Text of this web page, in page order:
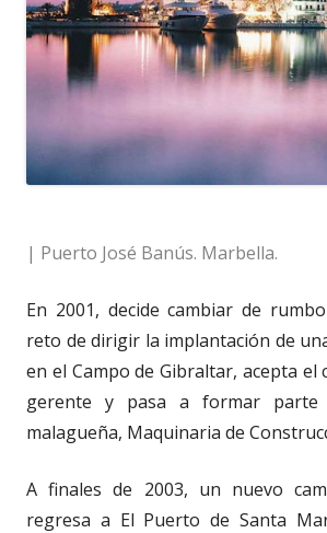
| Puerto José Banús. Marbella.
En 2001, decide cambiar de
reto de dirigir la implantación de
en el Campo de Gibraltar, acepta el
gerente y pasa a formar parte
malagueña, Maquinaria de
A finales de 2003, un nuevo
regresa a El Puerto de Santa